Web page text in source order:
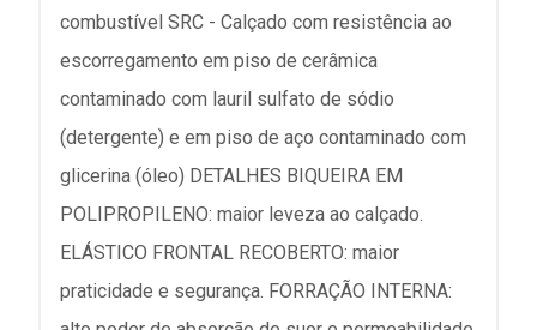
combustível SRC - Calçado com resistência ao
escorregamento em piso de cerâmica
contaminado com lauril sulfato de sódio
(detergente) e em piso de aço contaminado com
glicerina (óleo) DETALHES BIQUEIRA EM
POLIPROPILENO: maior leveza ao calçado.
ELÁSTICO FRONTAL RECOBERTO: maior
praticidade e segurança. FORRAÇÃO INTERNA: